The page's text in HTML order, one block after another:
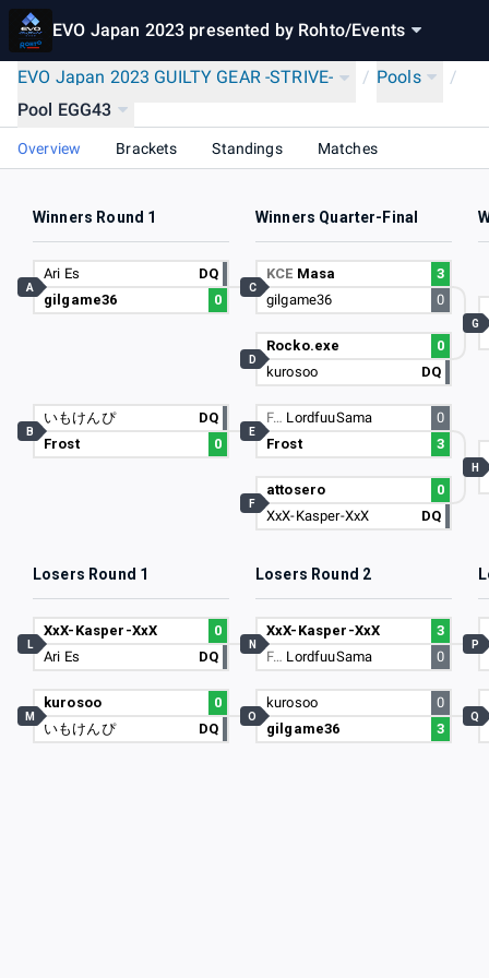
EVO Japan 2023 presented by Rohto/Events
EVO Japan 2023 GUILTY GEAR -STRIVE- / Pools
/
Pool EGG43
Overview Brackets Standings Matches
Winners Round 1 Winners Quarter-Final
Ari Es
DQ
gilgame36
0
A
いもけんぴ
DQ
Frost
0
B
KCE Masa
3
gilgame36
0
C
Rocko.exe
0
kurosoo
DQ
D
F… LordfuuSama
0
Frost
3
E
attosero
0
XxX-Kasper-XxX
DQ
F
G
H
Losers Round 1 Losers Round 2
XxX-Kasper-XxX
0
Ari Es
DQ
L
kurosoo
0
いもけんぴ
DQ
M
XxX-Kasper-XxX
3
F… LordfuuSama 0
N
kurosoo
0
gilgame36
3
O
P
Q